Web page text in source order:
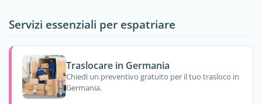
Servizi essenziali per espatriare
Traslocare in Germania
Chiedi un preventivo gratuito per il tuo trasloco in
Germania.